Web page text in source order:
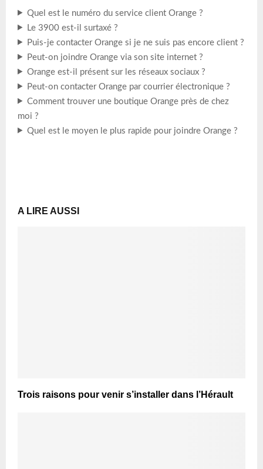
Quel est le numéro du service client Orange ?
Le 3900 est-il surtaxé ?
Puis-je contacter Orange si je ne suis pas encore client ?
Peut-on joindre Orange via son site internet ?
Orange est-il présent sur les réseaux sociaux ?
Peut-on contacter Orange par courrier électronique ?
Comment trouver une boutique Orange près de chez
moi ?
Quel est le moyen le plus rapide pour joindre Orange ?
A LIRE AUSSI
Trois raisons pour venir s’installer dans l’Hérault